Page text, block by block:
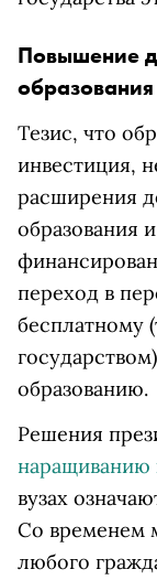
Повышение
образования
Тезис, что
инвестиция,
расширения
образования
переход в
бесплатному
образованию.
Решения
наращиванию
вузах
Со временем
любого